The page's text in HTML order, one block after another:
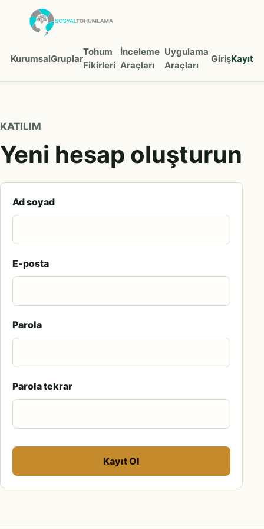
KurumsalGruplar
Tohum
Fikirleri
İnceleme
Araçları
Uygulama
Araçları
GirişKayıt
KATILIM
Yeni hesap oluşturun
Ad soyad
E-posta
Parola
Parola tekrar
Kayıt Ol